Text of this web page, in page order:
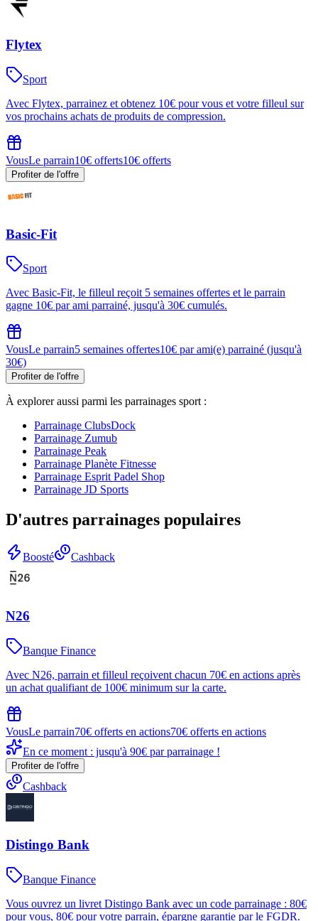
Flytex
Sport
Avec Flytex, parrainez et obtenez 10€ pour vous et votre filleul sur
vos prochains achats de produits de compression.
VousLe parrain10€ offerts10€ offerts
Profiter de l'offre
Basic-Fit
Sport
Avec Basic-Fit, le filleul reçoit 5 semaines offertes et le parrain
gagne 10€ par ami parrainé, jusqu'à 30€ cumulés.
VousLe parrain5 semaines offertes10€ par ami(e) parrainé (jusqu'à
30€)
Profiter de l'offre
À explorer aussi parmi les parrainages sport:
Parrainage ClubsDock
Parrainage Zumub
Parrainage Peak
Parrainage Planète Fitnesse
Parrainage Esprit Padel Shop
Parrainage JD Sports
D'autres parrainages populaires
Boosté Cashback
N26
Banque Finance
Avec N26, parrain et filleul reçoivent chacun 70€ en actions après
un achat qualifiant de 100€ minimum sur la carte.
VousLe parrain70€ offerts en actions70€ offerts en actions
En ce moment : jusqu'à 90€ par parrainage !
Profiter de l'offre
Cashback
Distingo Bank
Banque Finance
Vous ouvrez un livret Distingo Bank avec un code parrainage : 80€
pour vous, 80€ pour votre parrain, épargne garantie par le FGDR.